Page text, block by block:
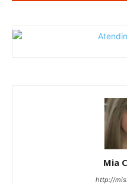
Mia
http://